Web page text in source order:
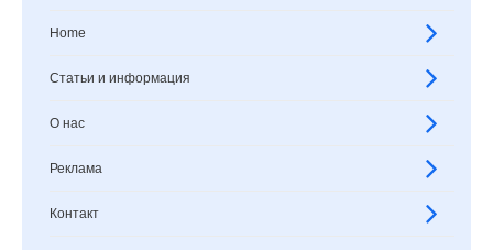
Home
Статьи и информация
О нас
Реклама
Контакт